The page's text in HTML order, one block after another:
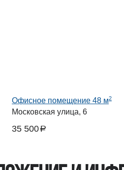
Офисное помещение 48 м2
Московская улица, 6
35 500a